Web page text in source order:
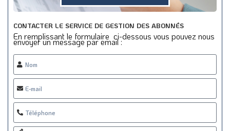
CONTACTER LE SERVICE DE GESTION DES ABONNÉS
En remplissant le formulaire ci-dessous vous pouvez nous
envoyer un message par email :